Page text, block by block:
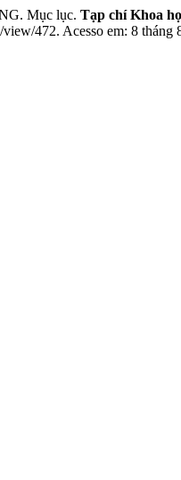
Mục lục. Tạp chí Khoa
472. Acesso em: 8 tháng